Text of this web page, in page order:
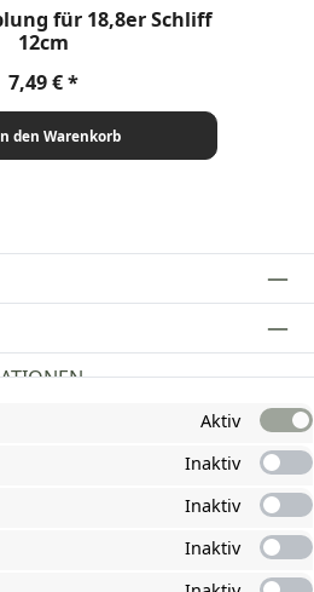
für 18,8er Schliff
12cm
Regulärer Preis:
7,49 €
den Warenkorb
Aktiv
Inaktiv
Inaktiv
Inaktiv